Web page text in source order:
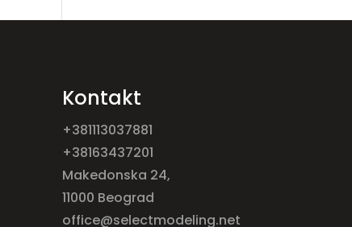
Kontakt
+381113037881
+38163437201
Makedonska 24,
11000 Beograd
office@selectmodeling.net